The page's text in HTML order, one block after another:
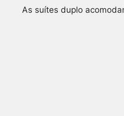
As suítes duplo